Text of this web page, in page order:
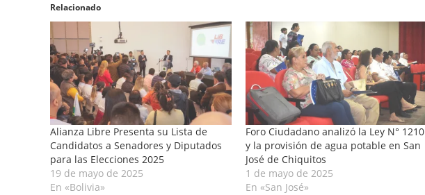
Relacionado
Alianza Libre Presenta su Lista de
Candidatos a Senadores y Diputados
para las Elecciones 2025
19 de mayo de 2025
En «Bolivia»
Foro Ciudadano analizó la Ley N° 1210
y la provisión de agua potable en San
José de Chiquitos
1 de mayo de 2025
En «San José»